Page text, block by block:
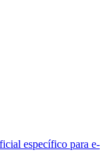
específico para e-